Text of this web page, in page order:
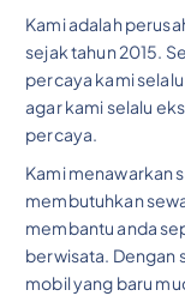
Kami adalah
sejak tahun 2015.
percaya kami
agar kami selalu
percaya.
Kami menawarkan
membutuhkan
membantu anda
berwisata. Dengan
mobil yang baru